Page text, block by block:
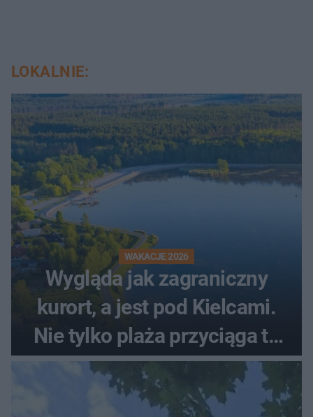
LOKALNIE:
WAKACJE 2026
Wygląda jak zagraniczny
kurort, a jest pod Kielcami.
Nie tylko plaża przyciąga tu
ludzi